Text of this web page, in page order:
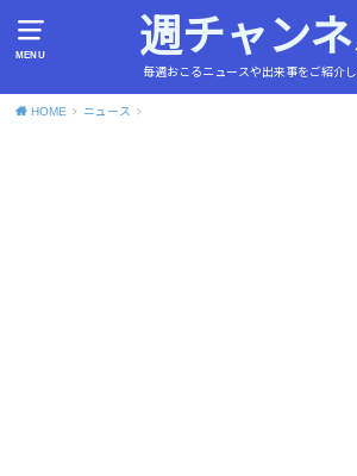
MENU 週チャン
毎週おこるニュースや出来事をご紹介し
HOME ニュース